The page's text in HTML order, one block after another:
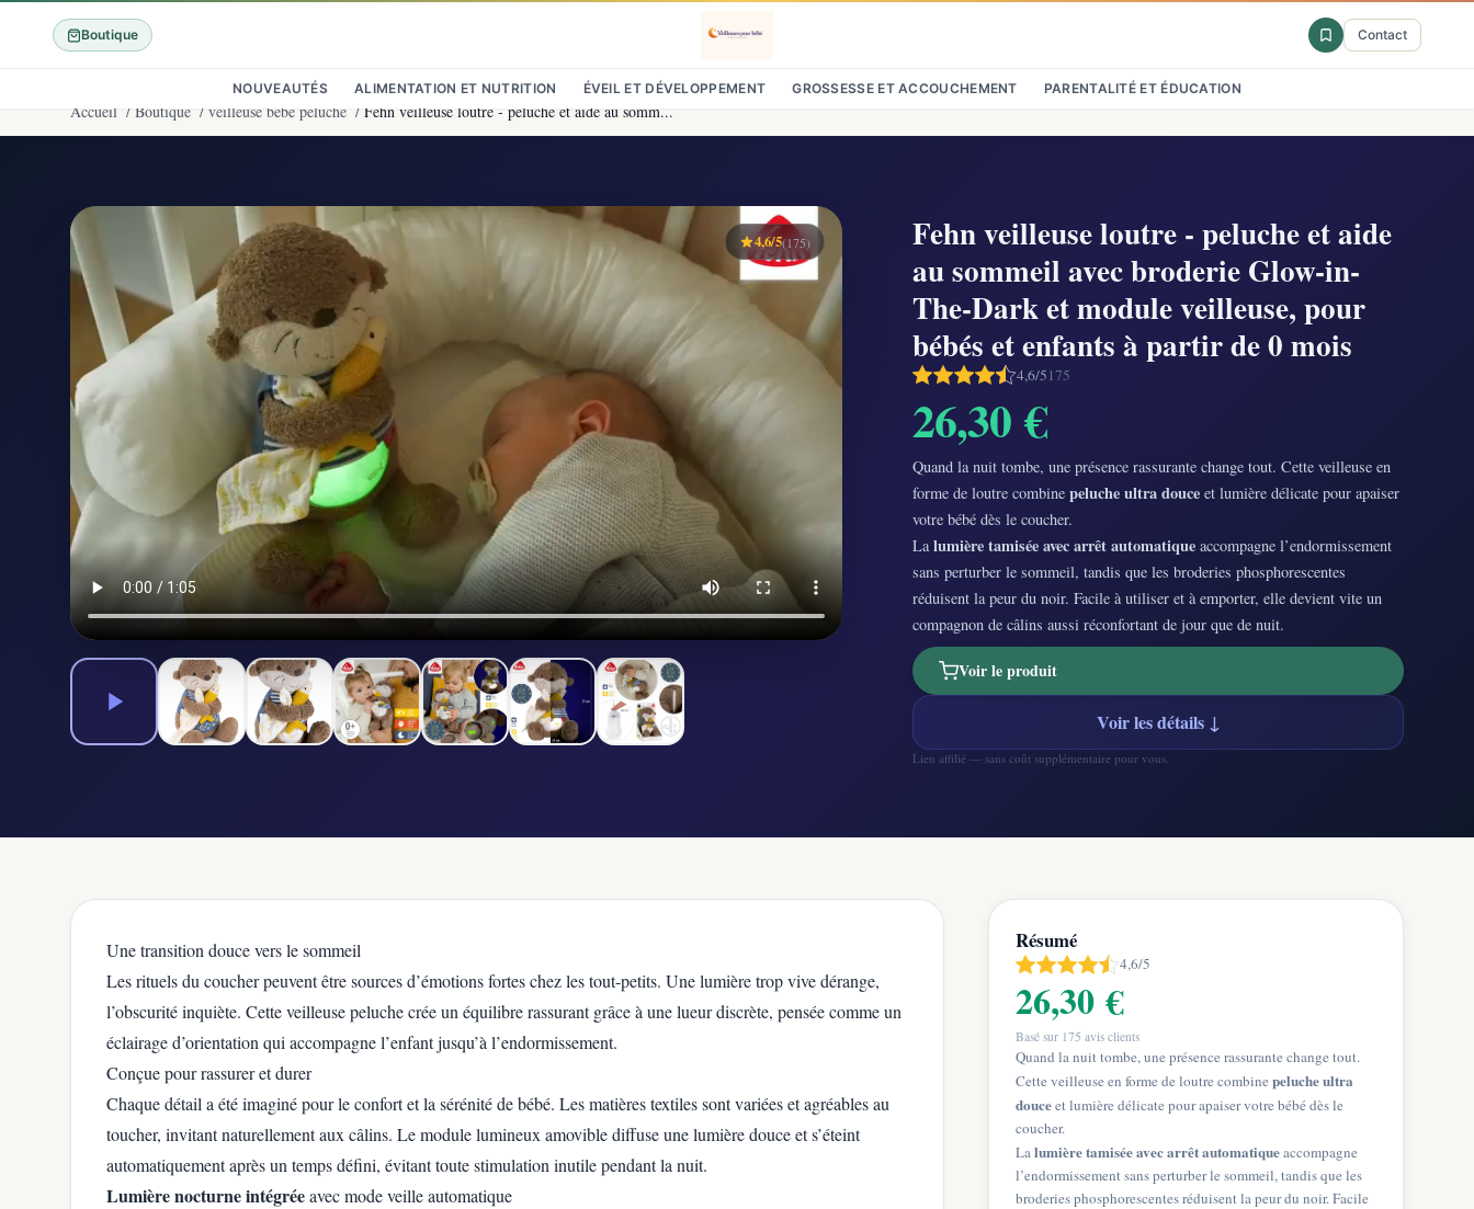
Boutique Contact
NOUVEAUTÉS ALIMENTATION ET NUTRITION ÉVEIL ET DÉVELOPPEMENT GROSSESSE ET ACCOUCHEMENT PARENTALITÉ ET ÉDUCATION
Accueil / Boutique / veilleuse bébé peluche / Fehn veilleuse loutre - peluche et aide au somm...
4,6/5(175)
Fehn veilleuse loutre - peluche et aide
au sommeil avec broderie Glow-in-
The-Dark et module veilleuse, pour
bébés et enfants à partir de 0 mois
4,6/5175
26,30 €
Quand la nuit tombe, une présence rassurante change tout. Cette veilleuse en
forme de loutre combine peluche ultra douce et lumière délicate pour apaiser
votre bébé dès le coucher.
Lalumière tamisée avec arrêt automatique accompagne l’endormissement
sans perturber le sommeil, tandis que les broderies phosphorescentes
réduisent la peur du noir. Facile à utiliser et à emporter, elle devient vite un
compagnon de câlins aussi réconfortant de jour que de nuit.
Voir le produit
Voir les détails ↓
Lien affilié — sans coût supplémentaire pour vous.
Une transition douce vers le sommeil
Les rituels du coucher peuvent être sources d’émotions fortes chez les tout-petits. Une lumière trop vive dérange,
l’obscurité inquiète. Cette veilleuse peluche crée un équilibre rassurant grâce à une lueur discrète, pensée comme un
éclairage d’orientation qui accompagne l’enfant jusqu’à l’endormissement.
Conçue pour rassurer et durer
Chaque détail a été imaginé pour le confort et la sérénité de bébé. Les matières textiles sont variées et agréables au
toucher, invitant naturellement aux câlins. Le module lumineux amovible diffuse une lumière douce et s’éteint
automatiquement après un temps défini, évitant toute stimulation inutile pendant la nuit.
Lumière nocturne intégréeavec mode veille automatique
Résumé
4,6/5
26,30 €
Basé sur 175 avis clients
Quand la nuit tombe, une présence rassurante change tout.
Cette veilleuse en forme de loutre combinepeluche ultra
douceet lumière délicate pour apaiser votre bébé dès le
coucher.
Lalumière tamisée avec arrêt automatiqueaccompagne
l’endormissement sans perturber le sommeil, tandis que les
broderies phosphorescentes réduisent la peur du noir. Facile